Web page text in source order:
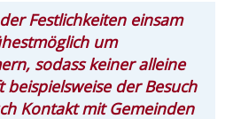
Festlichkeiten einsam
um
sodass keiner alleine
der Besuch
Kontakt mit Gemeinden